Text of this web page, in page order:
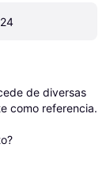
de diversas
como referencia.